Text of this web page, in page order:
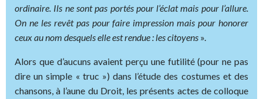
ordinaire. Ils ne sont pas portés pour l’éclat mais pour l’allure.
On ne les revêt pas pour faire impression mais pour honorer
ceux au nom desquels elle est rendue : les citoyens ».
Alors que d’aucuns avaient perçu une futilité (pour ne pas
dire un simple « truc ») dans l’étude des costumes et des
chansons, à l’aune du Droit, les présents actes de colloque